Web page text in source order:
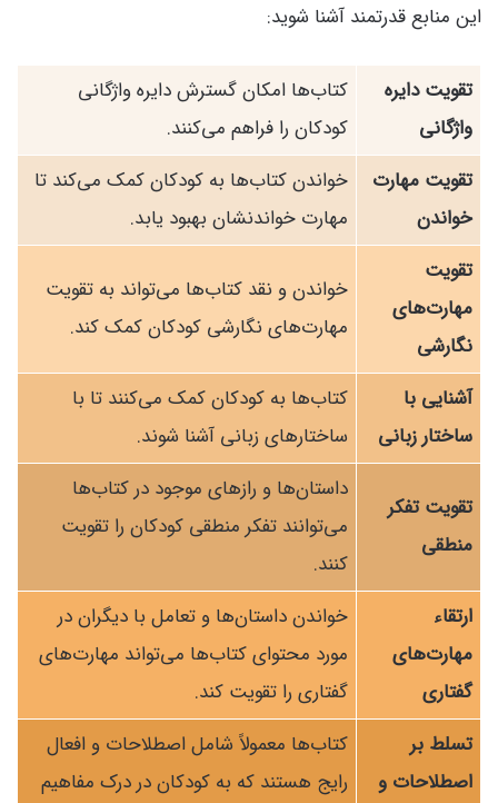
این منابع قدرتمند آشنا شوید:
تقویت دایره
واژگانی
کتاب‌ها امکان گسترش دایره واژگانی
کودکان را فراهم می‌کنند.
تقویت مهارت
خواندن
خواندن کتاب‌ها به کودکان کمک می‌کند تا
مهارت خواندنشان بهبود یابد.
تقویت
مهارت‌های
نگارشی
خواندن و نقد کتاب‌ها می‌تواند به تقویت
مهارت‌های نگارشی کودکان کمک کند.
آشنایی با
ساختار زبانی
کتاب‌ها به کودکان کمک می‌کنند تا با
ساختارهای زبانی آشنا شوند.
تقویت تفکر
منطقی
داستان‌ها و رازهای موجود در کتاب‌ها
می‌توانند تفکر منطقی کودکان را تقویت
کنند.
ارتقاء
مهارت‌های
گفتاری
خواندن داستان‌ها و تعامل با دیگران در
مورد محتوای کتاب‌ها می‌تواند مهارت‌های
گفتاری را تقویت کند.
تسلط بر
اصطلاحات و
کتاب‌ها معمولاً شامل اصطلاحات و افعال
رایج هستند که به کودکان در درک مفاهیم